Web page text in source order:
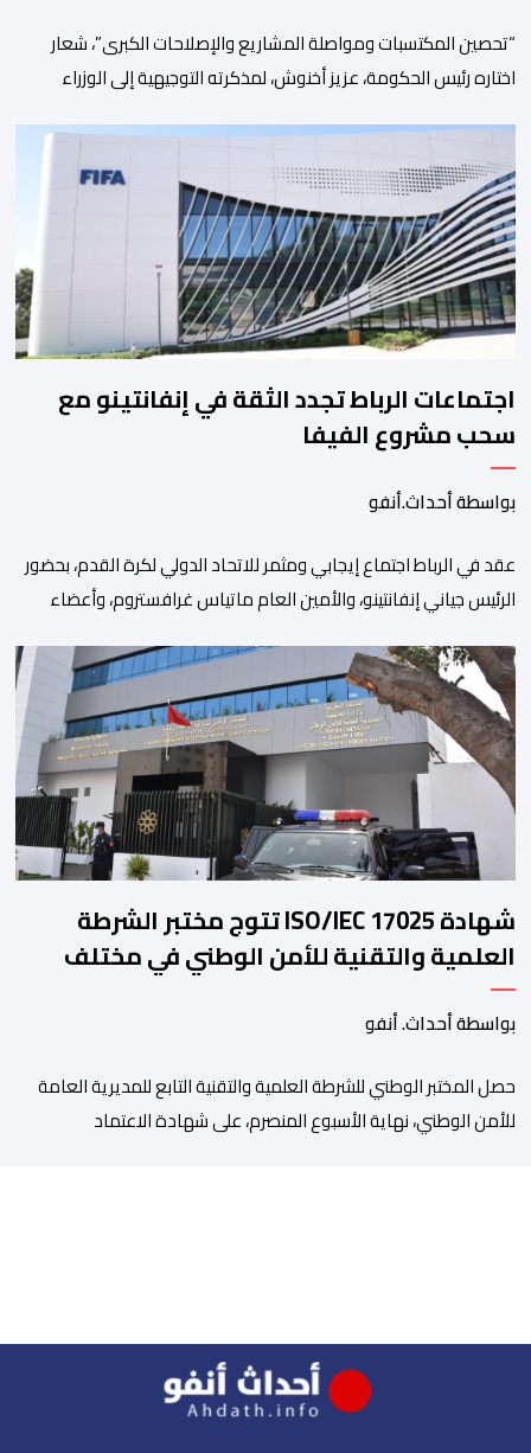
“تحصين المكتسبات ومواصلة المشاريع والإصلاحات الكبرى”، شعار
اختاره رئيس الحكومة، عزيز أخنوش، لمذكرته التوجيهية إلى الوزراء
مشروع من نوعه في ظل ولايته الحكومية. هذه الرسالة التأطيرية
ارتكزت على 4 أولويات، كما حملت ألحت على ضرورة عقلنة نفقات
التسيير، بل وتقييد التوظيف إلا في حالة الضرورة. […]
اجتماعات الرباط تجدد الثقة في إنفانتينو مع
سحب مشروع الفيفا
بواسطة أحداث.أنفو
عقد في الرباط اجتماع إيجابي ومثمر للاتحاد الدولي لكرة القدم، بحضور
الرئيس جياني إنفانتينو، والأمين العام ماتياس غرافستروم، وأعضاء
العمل الداخلي. ​وشهد اللقاء تجديد الثقة المتبادلة بين القيادة التنفيذية
للاتحاد، حيث أكد المجتمعون دعمهم الكامل للرئيس إنفانتينو باعتباره
المسؤول الوحيد المباشر والمنتخب من قِبل 211 اتحادا […]
شهادة ISO/IEC 17025 تتوج مختبر الشرطة
العلمية والتقنية للأمن الوطني في مختلف
الخبرات الجنائية
بواسطة أحداث. أنفو
حصل المختبر الوطني للشرطة العلمية والتقنية التابع للمديرية العامة
للأمن الوطني، نهاية الأسبوع المنصرم، على شهادة الاعتماد